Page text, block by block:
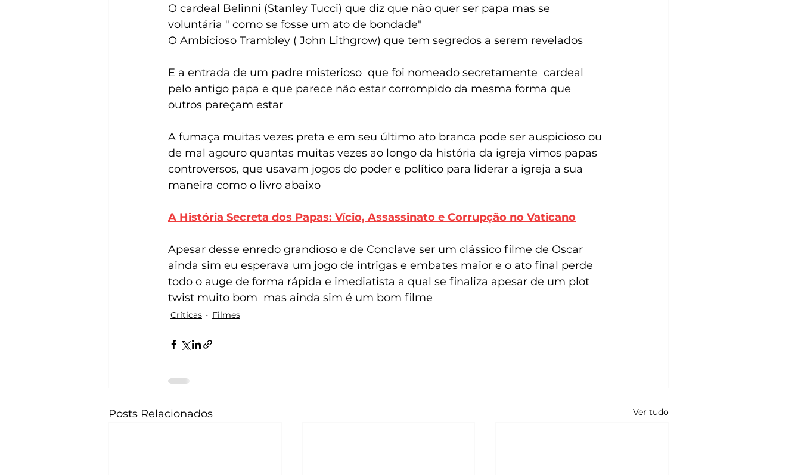
O cardeal Belinni (Stanley Tucci) que diz que não quer ser papa mas se
voluntária " como se fosse um ato de bondade"
O Ambicioso Trambley ( John Lithgrow) que tem segredos a serem revelados
E a entrada de um padre misterioso  que foi nomeado secretamente  cardeal
pelo antigo papa e que parece não estar corrompido da mesma forma que
outros pareçam estar
A fumaça muitas vezes preta e em seu último ato branca pode ser auspicioso ou
de mal agouro quantas muitas vezes ao longo da história da igreja vimos papas
controversos, que usavam jogos do poder e político para liderar a igreja a sua
maneira como o livro abaixo
A História Secreta dos Papas: Vício, Assassinato e Corrupção no Vaticano
Apesar desse enredo grandioso e de Conclave ser um clássico filme de Oscar
ainda sim eu esperava um jogo de intrigas e embates maior e o ato final perde
todo o auge de forma rápida e imediatista a qual se finaliza apesar de um plot
twist muito bom  mas ainda sim é um bom filme
Críticas Filmes
Posts Relacionados Ver tudo